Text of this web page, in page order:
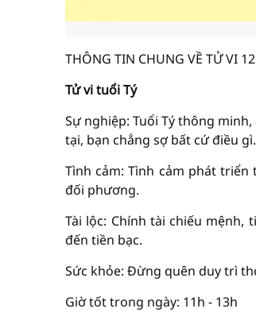
THÔNG TIN CHUNG VỀ TỬ VI
Tử vi tuổi Tý
Sự nghiệp: Tuổi Tý thông
tại, bạn chẳng sợ bất cứ điều gì.
Tình cảm: Tình cảm phát
đối phương.
Tài lộc: Chính tài chiếu
đến tiền bạc.
Sức khỏe: Đừng quên duy trì
Giờ tốt trong ngày: 11h - 13h